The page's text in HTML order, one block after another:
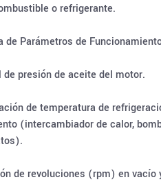
o refrigerante.
de Parámetros de
de presión de aceite del motor.
de temperatura de
(intercambiador de calor,
de revoluciones (rpm) en vacío